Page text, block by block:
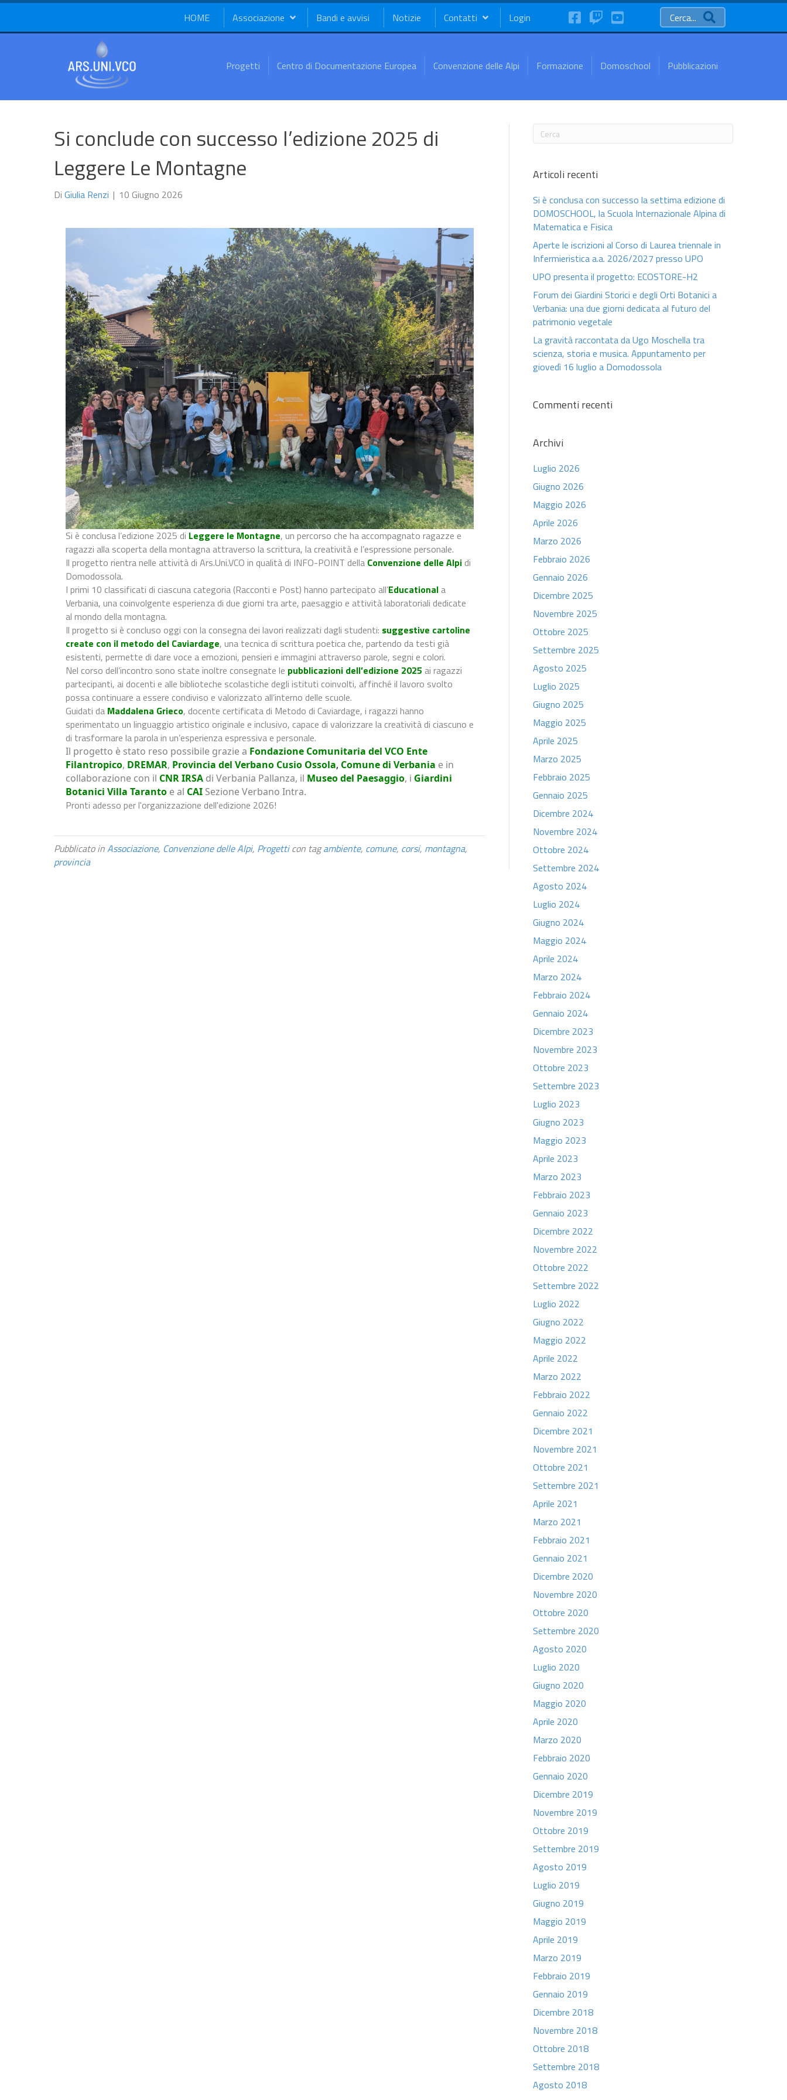
HOME Associazione Bandi e avvisi Notizie Contatti Login FaceBookTwitchYouTube Cerca...
Progetti Centro di Documentazione Europea Convenzione delle Alpi Formazione Domoschool Pubblicazioni
Si conclude con successo l’edizione 2025 di
Leggere Le Montagne
Di Giulia Renzi | 10 Giugno 2026
Si è conclusa l’edizione 2025 di Leggere le Montagne, un percorso che ha accompagnato ragazze e
ragazzi alla scoperta della montagna attraverso la scrittura, la creatività e l’espressione personale.
Il progetto rientra nelle attività di Ars.Uni.VCO in qualità di INFO-POINT della Convenzione delle Alpidi
Domodossola.
I primi 10 classificati di ciascuna categoria (Racconti e Post) hanno partecipato all’Educational a
Verbania, una coinvolgente esperienza di due giorni tra arte, paesaggio e attività laboratoriali dedicate
al mondo della montagna.
Il progetto si è concluso oggi con la consegna dei lavori realizzati dagli studenti: suggestive cartoline
create con il metodo del Caviardage, una tecnica di scrittura poetica che, partendo da testi già
esistenti, permette di dare voce a emozioni, pensieri e immagini attraverso parole, segni e colori.
Nel corso dell’incontro sono state inoltre consegnate le pubblicazioni dell’edizione 2025 ai ragazzi
partecipanti, ai docenti e alle biblioteche scolastiche degli istituti coinvolti, affinché il lavoro svolto
possa continuare a essere condiviso e valorizzato all’interno delle scuole.
Guidati da Maddalena Grieco, docente certificata di Metodo di Caviardage, i ragazzi hanno
sperimentato un linguaggio artistico originale e inclusivo, capace di valorizzare la creatività di ciascuno e
di trasformare la parola in un’esperienza espressiva e personale.
Il progetto è stato reso possibile grazie a Fondazione Comunitaria del VCO Ente
Filantropico, DREMAR, Provincia del Verbano Cusio Ossola, Comune di Verbania e in
collaborazione con il CNR IRSA di Verbania Pallanza, il Museo del Paesaggio, i Giardini
Botanici Villa Taranto e al CAI Sezione Verbano Intra.
Pronti adesso per l'organizzazione dell'edizione 2026!
Pubblicato inAssociazione, Convenzione delle Alpi, Progetticon tagambiente, comune, corsi, montagna,
provincia
Articoli recenti
Si è conclusa con successo la settima edizione di
DOMOSCHOOL, la Scuola Internazionale Alpina di
Matematica e Fisica
Aperte le iscrizioni al Corso di Laurea triennale in
Infermieristica a.a. 2026/2027 presso UPO
UPO presenta il progetto: ECOSTORE-H2
Forum dei Giardini Storici e degli Orti Botanici a
Verbania: una due giorni dedicata al futuro del
patrimonio vegetale
La gravità raccontata da Ugo Moschella tra
scienza, storia e musica. Appuntamento per
giovedì 16 luglio a Domodossola
Commenti recenti
Archivi
Luglio 2026
Giugno 2026
Maggio 2026
Aprile 2026
Marzo 2026
Febbraio 2026
Gennaio 2026
Dicembre 2025
Novembre 2025
Ottobre 2025
Settembre 2025
Agosto 2025
Luglio 2025
Giugno 2025
Maggio 2025
Aprile 2025
Marzo 2025
Febbraio 2025
Gennaio 2025
Dicembre 2024
Novembre 2024
Ottobre 2024
Settembre 2024
Agosto 2024
Luglio 2024
Giugno 2024
Maggio 2024
Aprile 2024
Marzo 2024
Febbraio 2024
Gennaio 2024
Dicembre 2023
Novembre 2023
Ottobre 2023
Settembre 2023
Luglio 2023
Giugno 2023
Maggio 2023
Aprile 2023
Marzo 2023
Febbraio 2023
Gennaio 2023
Dicembre 2022
Novembre 2022
Ottobre 2022
Settembre 2022
Luglio 2022
Giugno 2022
Maggio 2022
Aprile 2022
Marzo 2022
Febbraio 2022
Gennaio 2022
Dicembre 2021
Novembre 2021
Ottobre 2021
Settembre 2021
Aprile 2021
Marzo 2021
Febbraio 2021
Gennaio 2021
Dicembre 2020
Novembre 2020
Ottobre 2020
Settembre 2020
Agosto 2020
Luglio 2020
Giugno 2020
Maggio 2020
Aprile 2020
Marzo 2020
Febbraio 2020
Gennaio 2020
Dicembre 2019
Novembre 2019
Ottobre 2019
Settembre 2019
Agosto 2019
Luglio 2019
Giugno 2019
Maggio 2019
Aprile 2019
Marzo 2019
Febbraio 2019
Gennaio 2019
Dicembre 2018
Novembre 2018
Ottobre 2018
Settembre 2018
Agosto 2018